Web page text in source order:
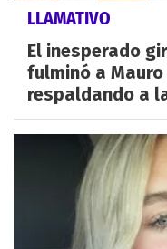
LLAMATIVO
El inesperado
fulminó a
respaldando a